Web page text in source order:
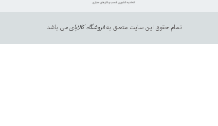
تمام حقوق این سایت متعلق بهفروشگاه کالاپای می باشد.